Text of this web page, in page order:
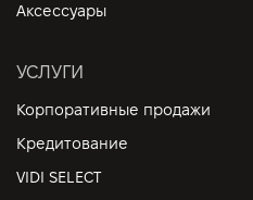
Аксессуары
УСЛУГИ
Корпоративные продажи
Кредитование
VIDI SELECT